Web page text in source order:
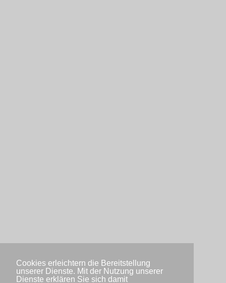
Cookies erleichtern die Bereitstellung
unserer Dienste. Mit der Nutzung unserer
Dienste erklären Sie sich damit